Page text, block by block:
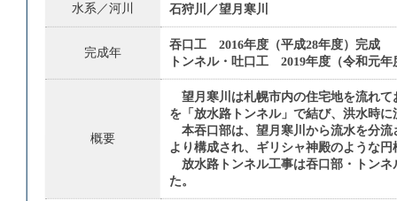
水系／河川 石狩川／望月寒川
完成年
吞口工 2016年度（平成28年度）完成
トンネル・吐口工 2019年度（令和元年
概要
望月寒川は札幌市内の住宅地を流れ
を「放水路トンネル」で結び、洪水時
本吞口部は、望月寒川から流水を分
より構成され、ギリシャ神殿のような
放水路トンネル工事は吞口部・トン
た。